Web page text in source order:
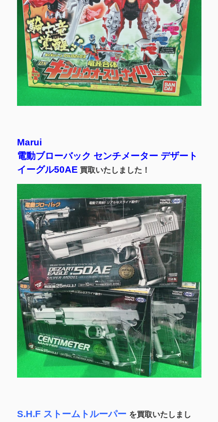
Marui
電動ブローバック センチメーター デザート
イーグル50AE 買取いたしました！
S.H.F ストームトルーパー を買取いたしまし